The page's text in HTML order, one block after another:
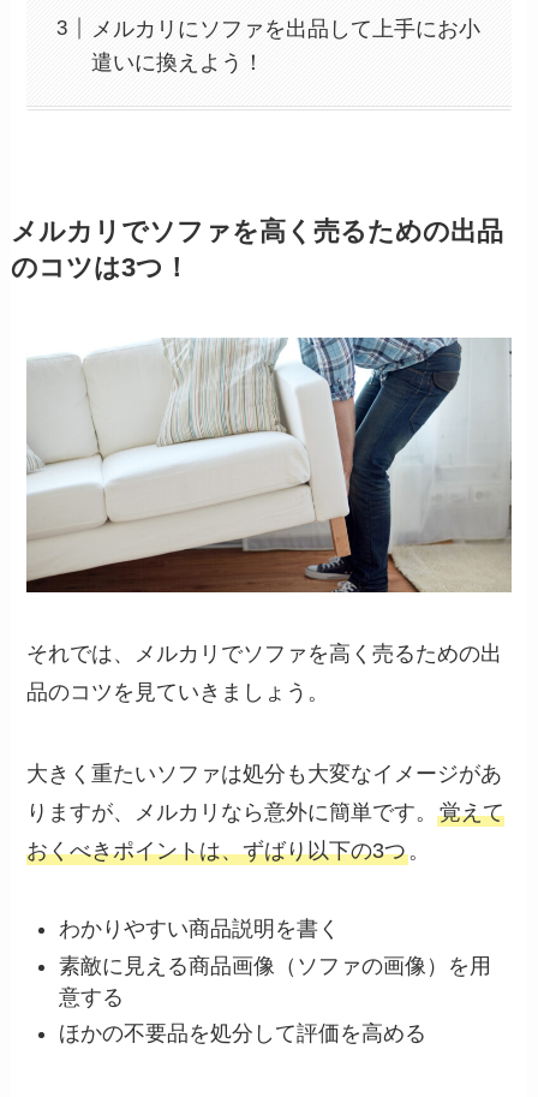
メルカリにソファを出品して上手にお小
遣いに換えよう！
メルカリでソファを高く売るための出品
のコツは3つ！
それでは、メルカリでソファを高く売るための出
品のコツを見ていきましょう。
大きく重たいソファは処分も大変なイメージがあ
りますが、メルカリなら意外に簡単です。覚えて
おくべきポイントは、ずばり以下の3つ。
わかりやすい商品説明を書く
素敵に見える商品画像（ソファの画像）を用
意する
ほかの不要品を処分して評価を高める